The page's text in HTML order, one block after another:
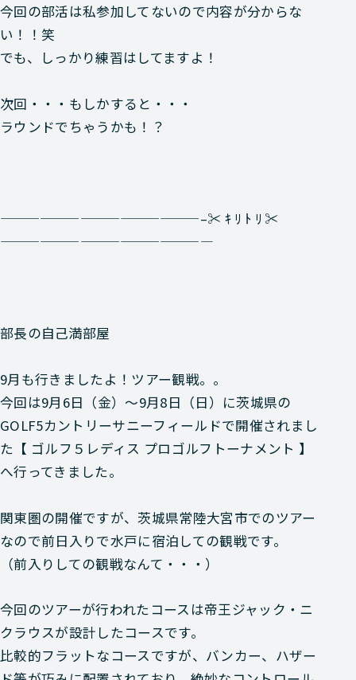
今回の部活は私参加してないので内容が分からな
い！！笑
でも、しっかり練習はしてますよ！
次回・・・もしかすると・・・
ラウンドでちゃうかも！？
———————————————–✂ ｷ ﾘ ﾄ ﾘ ✂
————————————————
部長の自己満部屋
9月も行きましたよ！ツアー観戦。。
今回は9月6日（金）～9月8日（日）に茨城県の
GOLF5カントリーサニーフィールドで開催されまし
た【 ゴルフ５レディス プロゴルフトーナメント 】
へ行ってきました。
関東圏の開催ですが、茨城県常陸大宮市でのツアー
なので前日入りで水戸に宿泊しての観戦です。
（前入りしての観戦なんて・・・）
今回のツアーが行われたコースは帝王ジャック・ニ
クラウスが設計したコースです。
比較的フラットなコースですが、バンカー、ハザー